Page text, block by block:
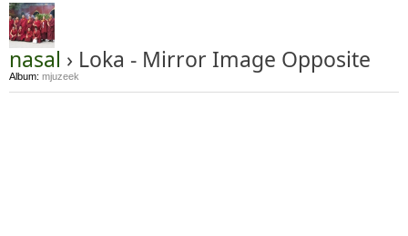
nasal › Loka - Mirror Image Opposite
Album: mjuzeek